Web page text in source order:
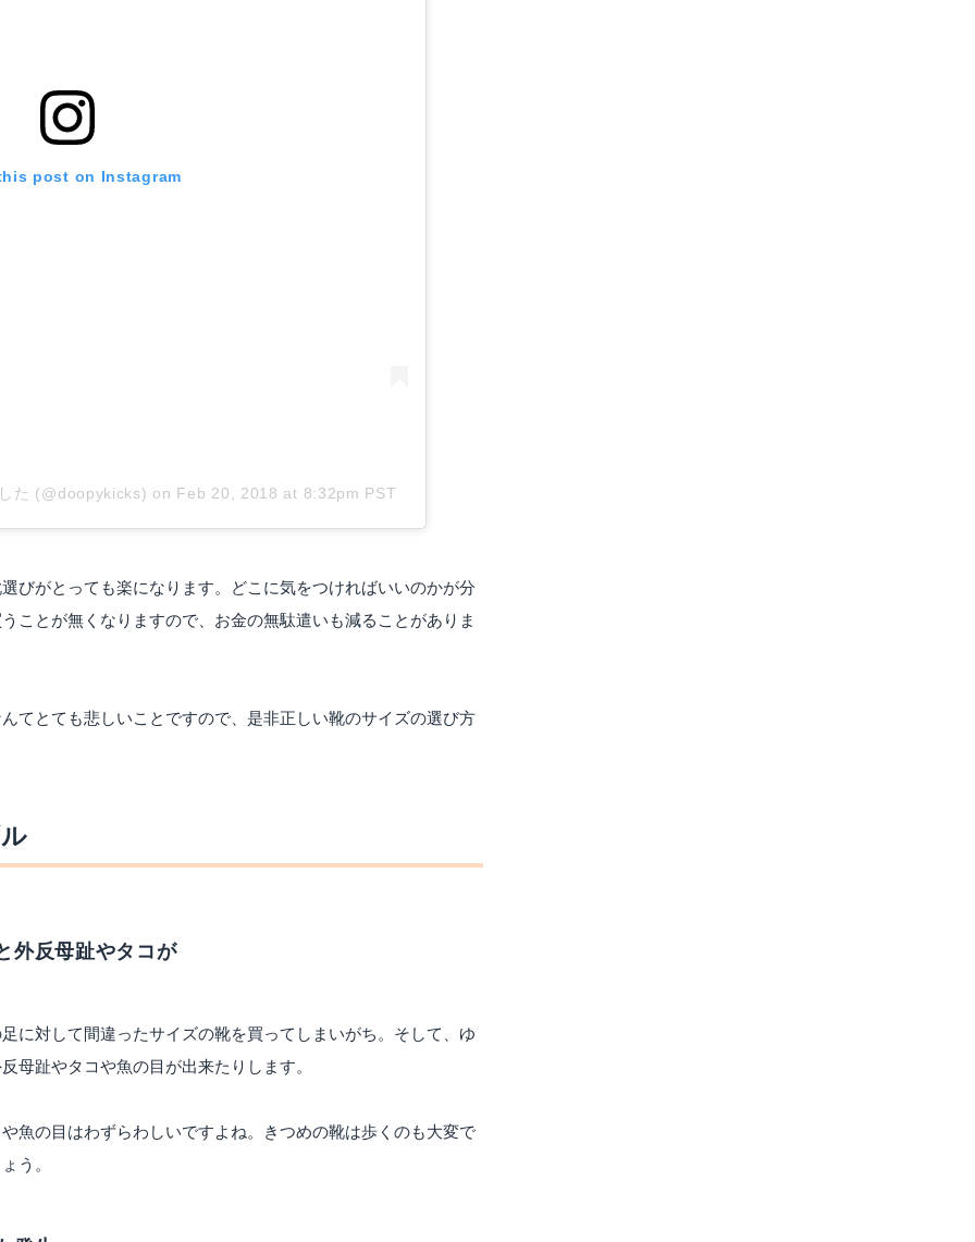
post on Instagram
た (@doopykicks) on Feb 20, 2018 at 8:32pm PST
びがとっても楽になります。どこに気をつければいいのかが分
ことが無くなりますので、お金の無駄遣いも減ることがありま
てとても悲しいことですので、是非正しい靴のサイズの選び方
外反母趾やタコが
に対して間違ったサイズの靴を買ってしまいがち。そして、ゆ
母趾やタコや魚の目が出来たりします。
魚の目はわずらわしいですよね。きつめの靴は歩くのも大変で
う。